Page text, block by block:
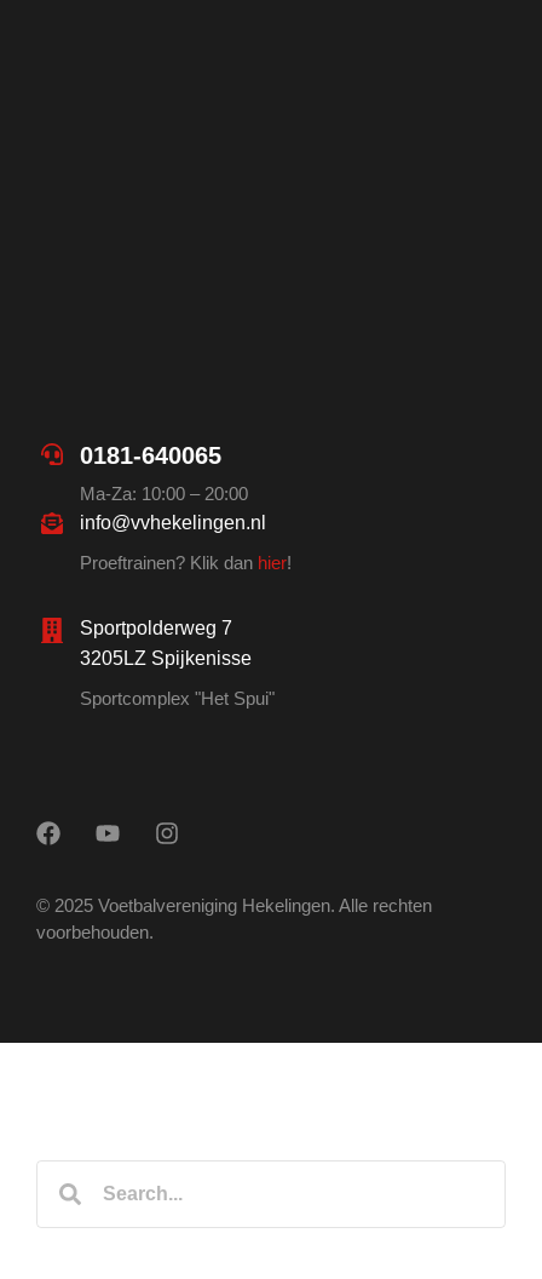
0181-640065
Ma-Za: 10:00 – 20:00
info@vvhekelingen.nl
Proeftrainen? Klik dan hier!
Sportpolderweg 7
3205LZ Spijkenisse
Sportcomplex "Het Spui"
© 2025 Voetbalvereniging Hekelingen. Alle rechten
voorbehouden.